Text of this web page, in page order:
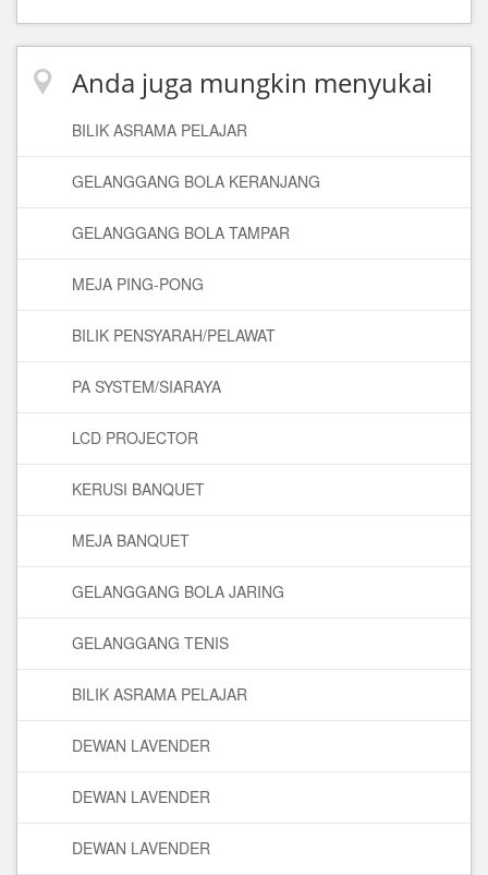
Anda juga mungkin menyukai
BILIK ASRAMA PELAJAR
GELANGGANG BOLA KERANJANG
GELANGGANG BOLA TAMPAR
MEJA PING-PONG
BILIK PENSYARAH/PELAWAT
PA SYSTEM/SIARAYA
LCD PROJECTOR
KERUSI BANQUET
MEJA BANQUET
GELANGGANG BOLA JARING
GELANGGANG TENIS
BILIK ASRAMA PELAJAR
DEWAN LAVENDER
DEWAN LAVENDER
DEWAN LAVENDER